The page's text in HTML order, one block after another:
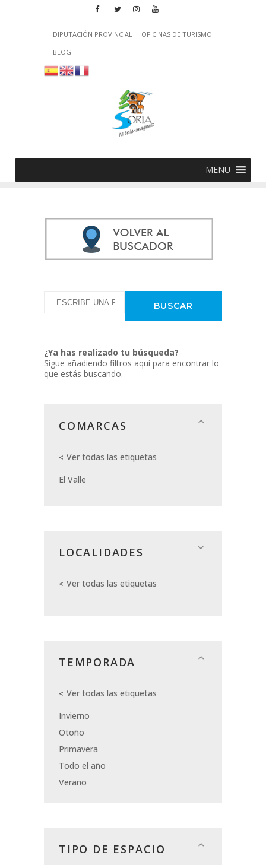
DIPUTACIÓN PROVINCIAL
OFICINAS DE TURISMO
BLOG
MENU
¿Ya has realizado tu búsqueda?
Sigue añadiendo filtros aquí para encontrar lo
que estás buscando.
COMARCAS
Ver todas las etiquetas
El Valle
LOCALIDADES
Ver todas las etiquetas
TEMPORADA
Ver todas las etiquetas
Invierno
Otoño
Primavera
Todo el año
Verano
TIPO DE ESPACIO